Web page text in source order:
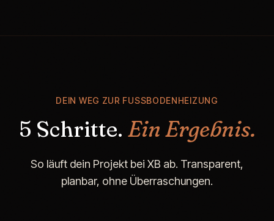
DEIN WEG ZUR FUSSBODENHEIZUNG
5 Schritte. Ein Ergebnis.
So läuft dein Projekt bei XB ab. Transparent,
planbar, ohne Überraschungen.